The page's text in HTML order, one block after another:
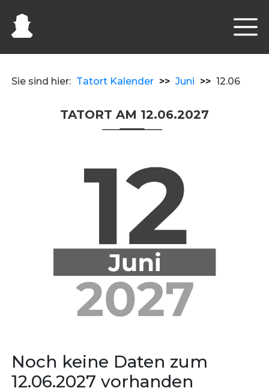
Sie sind hier: Tatort Kalender >> Juni >> 12.06
TATORT AM 12.06.2027
Noch keine Daten zum
12.06.2027 vorhanden